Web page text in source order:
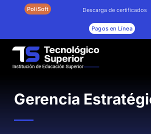
PoliSoft Descarga de certificados
Pagos en Línea
Gerencia